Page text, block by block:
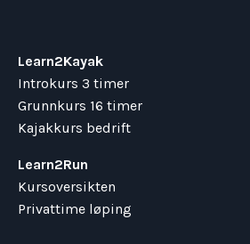
Learn2Kayak
Introkurs 3 timer
Grunnkurs 16 timer
Kajakkurs bedrift
Learn2Run
Kursoversikten
Privattime løping